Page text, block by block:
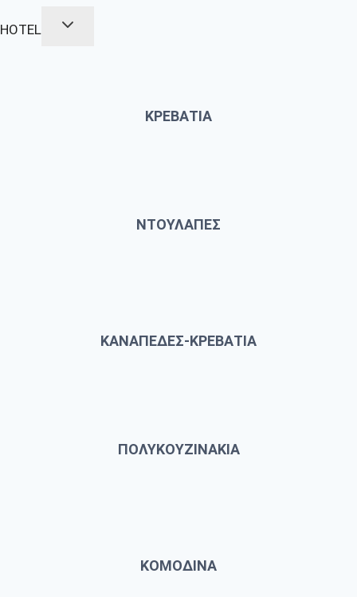
HOTEL
ΚΡΕΒΑΤΙΑ
ΝΤΟΥΛΑΠΕΣ
ΚΑΝΑΠΕΔΕΣ-ΚΡΕΒΑΤΙΑ
ΠΟΛΥΚΟΥΖΙΝΑΚΙΑ
ΚΟΜΟΔΙΝΑ